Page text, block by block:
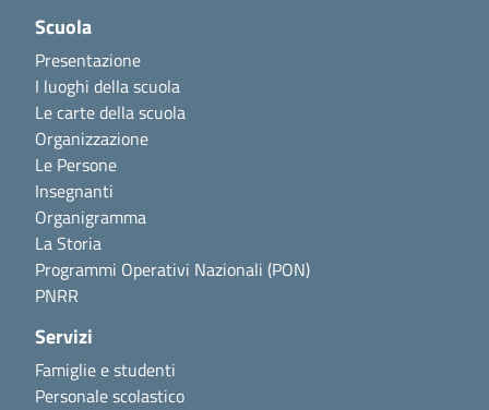
Scuola
Presentazione
I luoghi della scuola
Le carte della scuola
Organizzazione
Le Persone
Insegnanti
Organigramma
La Storia
Programmi Operativi Nazionali (PON)
PNRR
Servizi
Famiglie e studenti
Personale scolastico